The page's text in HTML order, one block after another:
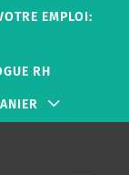
EMPLOI:
RH